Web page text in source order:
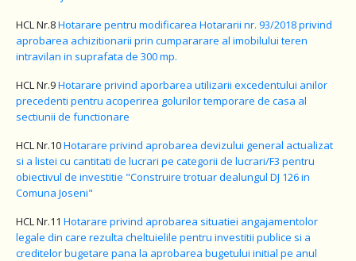
HCL Nr.8Hotarare pentru modificarea Hotararii nr. 93/2018 privind
aprobarea achizitionarii prin cumpararare al imobilului teren
intravilan in suprafata de 300 mp.
HCL Nr.9Hotarare privind aporbarea utilizarii excedentului anilor
precedenti pentru acoperirea golurilor temporare de casa al
sectiunii de functionare
HCL Nr.10Hotarare privind aprobarea devizului general actualizat
si a listei cu cantitati de lucrari pe categorii de lucrari/F3 pentru
obiectivul de investitie "Construire trotuar dealungul DJ 126 in
Comuna Joseni"
HCL Nr.11 Hotarare privind aprobarea situatiei angajamentolor
legale din care rezulta cheltuielile pentru investitii publice si a
creditelor bugetare pana la aprobarea bugetului initial pe anul